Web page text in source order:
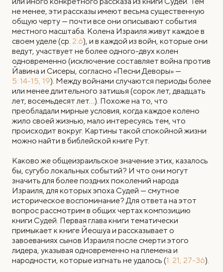
не менее, эти рассказы имеют весьма существенную
общую черту — почти все они описывают события
местного масштаба. Колена Израиля живут каждое в
своем уделе (ср. 2:6), и в каждой из войн, которые они
ведут, участвует не более одного-двух колен
одновременно (исключение составляет война против
Йавина и Сисеры, согласно «Песни Деворы» —
5: 14-15, 19). Между войнами случаются периоды более
или менее длительного затишья (сорок лет, двадцать
лет, восемьдесят лет…). Похоже на то, что
преобладали мирные условия, когда каждое колено
жило своей жизнью, мало интересуясь тем, что
происходит вокруг. Картины такой спокойной жизни
можно найти в библейской книге Рут.
Каково же общеизраильское значение этих, казалось
бы, сугубо локальных событий? И что они могут
значить для более поздних поколений народа
Израиля, для которых эпоха Судей — смутное
историческое воспоминание? Для ответа на этот
вопрос рассмотрим в общих чертах композицию
книги Судей. Первая глава книги тематически
примыкает к книге Йеошуа и рассказывает о
завоеваниях сынов Израиля после смерти этого
лидера, указывая одновременно на племена и
народности, которые изгнать не удалось (1: 21, 27-36).